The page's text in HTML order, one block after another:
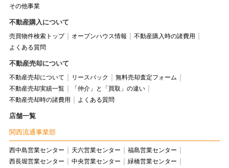
その他事業
不動産購入について
売買物件検索トップ オープンハウス情報
不動産購入時の諸費用
よくある質問
不動産売却について
不動産売却について リースバック
無料売却査定フォーム
不動産売却実績一覧
「仲介」と「買取」の違い
不動産売却時の諸費用
よくある質問
店舗一覧
関西流通事業部
西中島営業センター 天六営業センター
福島営業センター
西長堀営業センター
中央営業センター
緑橋営業センター